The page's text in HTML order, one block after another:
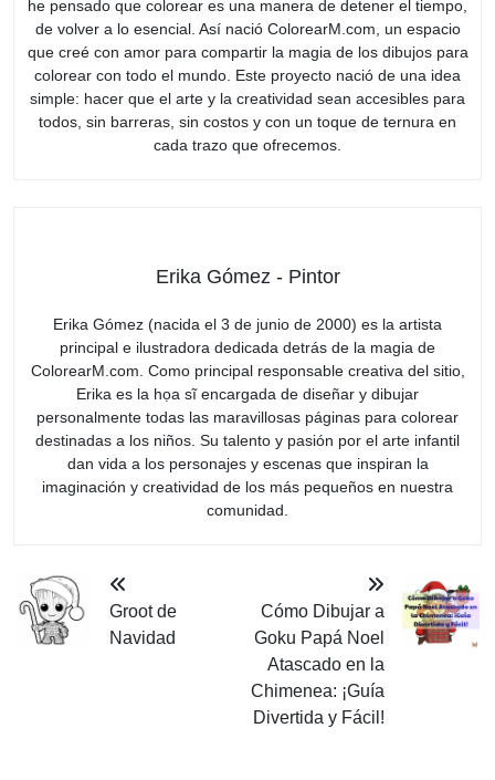
he pensado que colorear es una manera de detener el tiempo,
de volver a lo esencial. Así nació ColorearM.com, un espacio
que creé con amor para compartir la magia de los dibujos para
colorear con todo el mundo. Este proyecto nació de una idea
simple: hacer que el arte y la creatividad sean accesibles para
todos, sin barreras, sin costos y con un toque de ternura en
cada trazo que ofrecemos.
Erika Gómez - Pintor
Erika Gómez (nacida el 3 de junio de 2000) es la artista
principal e ilustradora dedicada detrás de la magia de
ColorearM.com. Como principal responsable creativa del sitio,
Erika es la họa sĩ encargada de diseñar y dibujar
personalmente todas las maravillosas páginas para colorear
destinadas a los niños. Su talento y pasión por el arte infantil
dan vida a los personajes y escenas que inspiran la
imaginación y creatividad de los más pequeños en nuestra
comunidad.
Groot de
Navidad
Cómo Dibujar a
Goku Papá Noel
Atascado en la
Chimenea: ¡Guía
Divertida y Fácil!